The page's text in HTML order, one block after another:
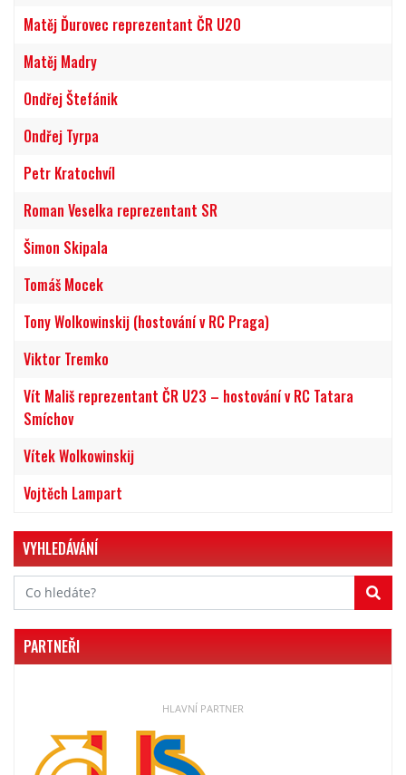
PARTNEŘI
HLAVNÍ PARTNER
Matěj Ďurovec reprezentant ČR U20
Matěj Madry
Ondřej Štefánik
Ondřej Tyrpa
Petr Kratochvíl
Roman Veselka reprezentant SR
Šimon Skipala
Tomáš Mocek
Tony Wolkowinskij (hostování v RC Praga)
Viktor Tremko
Vít Mališ reprezentant ČR U23 – hostování v RC Tatara
Smíchov
Vítek Wolkowinskij
Vojtěch Lampart
VYHLEDÁVÁNÍ